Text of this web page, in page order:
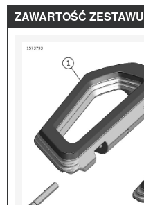
ZAWARTOŚĆ ZESTAWU